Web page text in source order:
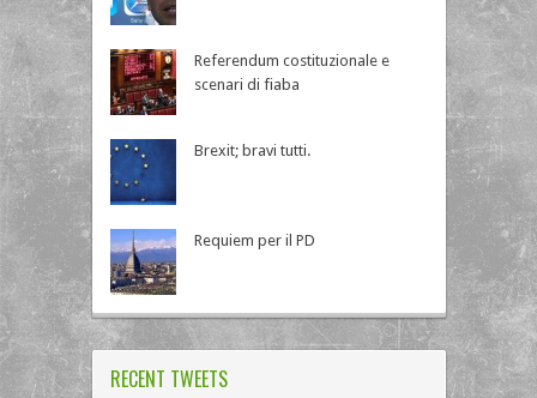
Referendum costituzionale e
scenari di fiaba
Brexit; bravi tutti.
Requiem per il PD
RECENT TWEETS